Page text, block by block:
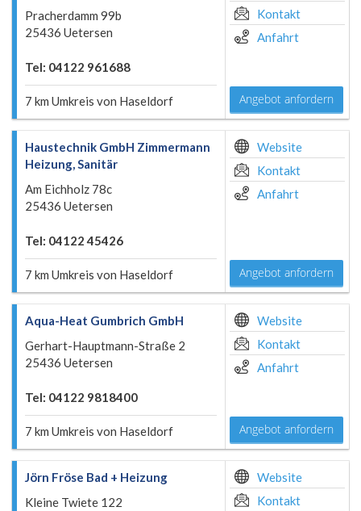
Pracherdamm 99b
25436 Uetersen
Tel: 04122 961688
7 km Umkreis von Haseldorf
Kontakt
Anfahrt
Angebot anfordern
Haustechnik GmbH Zimmermann
Heizung, Sanitär
Am Eichholz 78c
25436 Uetersen
Tel: 04122 45426
7 km Umkreis von Haseldorf
Website
Kontakt
Anfahrt
Angebot anfordern
Aqua-Heat Gumbrich GmbH
Gerhart-Hauptmann-Straße 2
25436 Uetersen
Tel: 04122 9818400
7 km Umkreis von Haseldorf
Website
Kontakt
Anfahrt
Angebot anfordern
Jörn Fröse Bad + Heizung
Kleine Twiete 122
Website
Kontakt